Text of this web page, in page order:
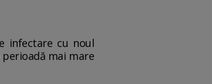
infectare cu noul
mai mare